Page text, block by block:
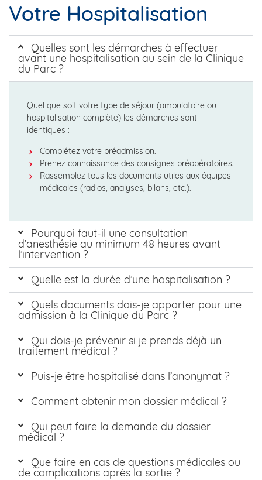
Votre Hospitalisation
Quelles sont les démarches à effectuer
avant une hospitalisation au sein de la Clinique
du Parc ?
Quel que soit votre type de séjour (ambulatoire ou
hospitalisation complète) les démarches sont
identiques :
Complétez votre préadmission.
Prenez connaissance des consignes préopératoires.
Rassemblez tous les documents utiles aux équipes
médicales (radios, analyses, bilans, etc.).
Pourquoi faut-il une consultation
d’anesthésie au minimum 48 heures avant
l’intervention ?
Quelle est la durée d’une hospitalisation ?
Quels documents dois-je apporter pour une
admission à la Clinique du Parc ?
Qui dois-je prévenir si je prends déjà un
traitement médical ?
Puis-je être hospitalisé dans l’anonymat ?
Comment obtenir mon dossier médical ?
Qui peut faire la demande du dossier
médical ?
Que faire en cas de questions médicales ou
de complications après la sortie ?